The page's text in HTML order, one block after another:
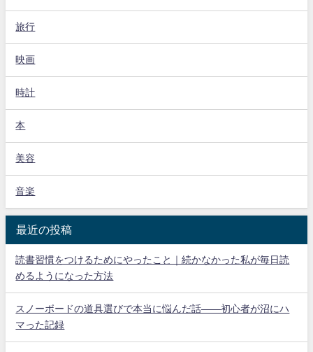
旅行
映画
時計
本
美容
音楽
最近の投稿
読書習慣をつけるためにやったこと｜続かなかった私が毎日読
めるようになった方法
スノーボードの道具選びで本当に悩んだ話——初心者が沼にハ
マった記録